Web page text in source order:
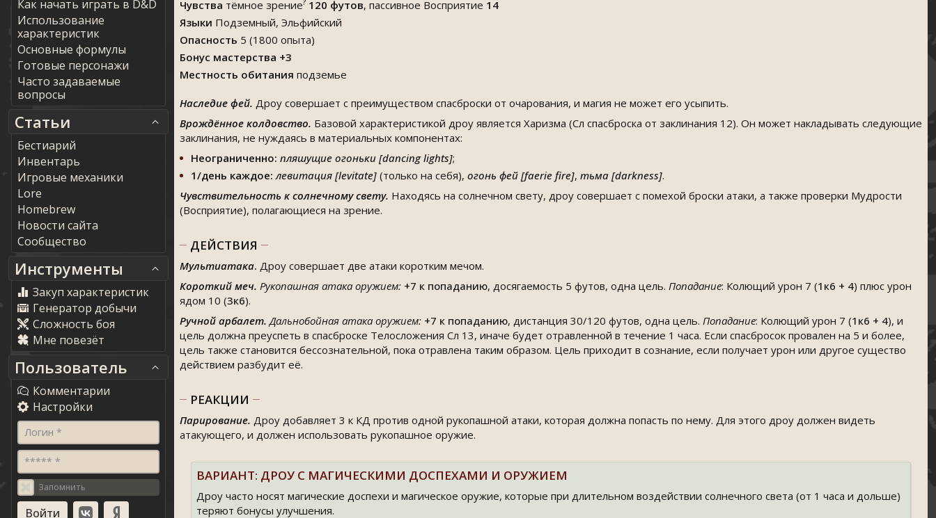
Как начать играть в D&D
Использование
характеристик
Основные формулы
Готовые персонажи
Часто задаваемые
вопросы
Статьи
Бестиарий
Инвентарь
Игровые механики
Lore
Homebrew
Новости сайта
Сообщество
Инструменты
Закуп характеристик
Генератор добычи
Сложность боя
Мне повезёт
Пользователь
Комментарии
Настройки
Логин *
***** *
Запомнить
Чувства тёмное зрение 120 футов, пассивное Восприятие 14
Языки Подземный, Эльфийский
Опасность 5 (1800 опыта)
Бонус мастерства +3
Местность обитания подземье
Наследие фей. Дроу совершает с преимуществом спасброски от очарования, и магия не может его усыпить.
Врождённое колдовство. Базовой характеристикой дроу является Харизма (Сл спасброска от заклинания 12). Он может накладывать следующие
заклинания, не нуждаясь в материальных компонентах:
Неограниченно: пляшущие огоньки [dancing lights];
1/день каждое: левитация [levitate] (только на себя), огонь фей [faerie fire], тьма [darkness].
Чувствительность к солнечному свету. Находясь на солнечном свету, дроу совершает с помехой броски атаки, а также проверки Мудрости
(Восприятие), полагающиеся на зрение.
ДЕЙСТВИЯ
Мультиатака. Дроу совершает две атаки коротким мечом.
Короткий меч. Рукопашная атака оружием: +7 к попаданию, досягаемость 5 футов, одна цель. Попадание: Колющий урон 7 (1к6 + 4) плюс урон
ядом 10 (3к6).
Ручной арбалет. Дальнобойная атака оружием: +7 к попаданию, дистанция 30/120 футов, одна цель. Попадание: Колющий урон 7 (1к6 + 4), и
цель должна преуспеть в спасброске Телосложения Сл 13, иначе будет отравленной в течение 1 часа. Если спасбросок провален на 5 и более,
цель также становится бессознательной, пока отравлена таким образом. Цель приходит в сознание, если получает урон или другое существо
действием разбудит её.
РЕАКЦИИ
Парирование. Дроу добавляет 3 к КД против одной рукопашной атаки, которая должна попасть по нему. Для этого дроу должен видеть
атакующего, и должен использовать рукопашное оружие.
ВАРИАНТ: ДРОУ С МАГИЧЕСКИМИ ДОСПЕХАМИ И ОРУЖИЕМ
Дроу часто носят магические доспехи и магическое оружие, которые при длительном воздействии солнечного света (от 1 часа и дольше)
теряют бонусы улучшения.